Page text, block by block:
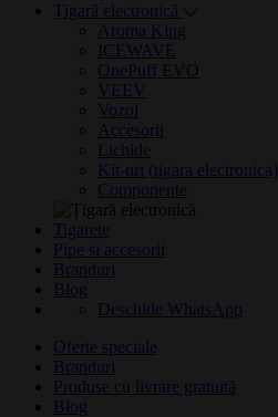
Țigară electronică
Aroma King
ICEWAVE
OnePuff EVO
VEEV
Vozol
Accesorii
Lichide
Kit-uri (tigara electronica)
Componente
Tigarete
Pipe si accesorii
Branduri
Blog
Deschide WhatsApp
Oferte speciale
Branduri
Produse cu livrare gratuită
Blog